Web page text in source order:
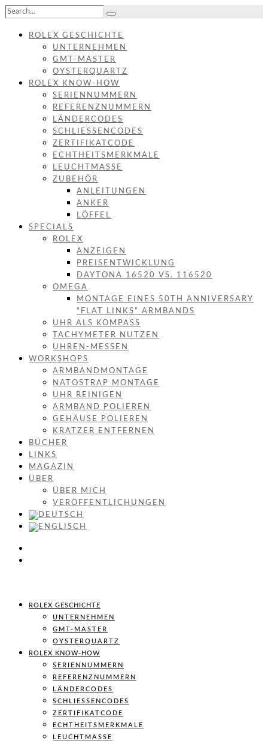
ROLEX GESCHICHTE
UNTERNEHMEN
GMT-MASTER
OYSTERQUARTZ
ROLEX KNOW-HOW
SERIENNUMMERN
REFERENZNUMMERN
LÄNDERCODES
SCHLIESSENCODES
ZERTIFIKATCODE
ECHTHEITSMERKMALE
LEUCHTMASSE
ZUBEHÖR
ANLEITUNGEN
ANKER
LÖFFEL
SPECIALS
ROLEX
ANZEIGEN
PREISENTWICKLUNG
DAYTONA 16520 VS. 116520
OMEGA
MONTAGE EINES 50TH ANNIVERSARY
“FLAT LINKS” ARMBANDS
UHR ALS KOMPASS
TACHYMETER NUTZEN
UHREN-MESSEN
WORKSHOPS
ARMBANDMONTAGE
NATOSTRAP MONTAGE
UHR REINIGEN
ARMBAND POLIEREN
GEHÄUSE POLIEREN
KRATZER ENTFERNEN
BÜCHER
LINKS
MAGAZIN
ÜBER
ÜBER MICH
VERÖFFENTLICHUNGEN
ROLEX GESCHICHTE
UNTERNEHMEN
GMT-MASTER
OYSTERQUARTZ
ROLEX KNOW-HOW
SERIENNUMMERN
REFERENZNUMMERN
LÄNDERCODES
SCHLIESSENCODES
ZERTIFIKATCODE
ECHTHEITSMERKMALE
LEUCHTMASSE